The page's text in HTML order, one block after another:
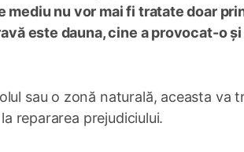
mediu nu vor mai fi tratate doar
este dauna, cine a provocat-o și
sau o zonă naturală, aceasta va
repararea prejudiciului.